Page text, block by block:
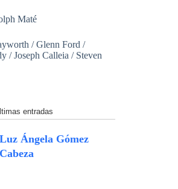
Maté
/ Glenn Ford /
/ Joseph Calleia / Steven
entradas
Luz Ángela Gómez
Cabeza